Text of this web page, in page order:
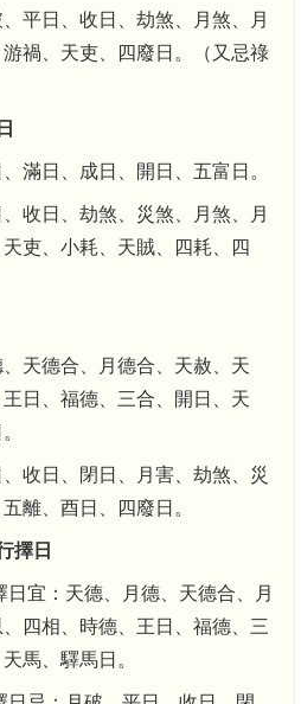
平日、收日、劫煞、月煞、月
禍、天吏、四廢日。（又忌祿
滿日、成日、開日、五富日。
收日、劫煞、災煞、月煞、月
吏、小耗、天賊、四耗、四
天德合、月德合、天赦、天
日、福德、三合、開日、天
收日、閉日、月害、劫煞、災
離、酉日、四廢日。
擇日
宜：天德、月德、天德合、月
四相、時德、王日、福德、三
馬、驛馬日。